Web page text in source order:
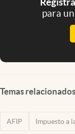
para
Temas relacionados
AFIP Impuesto a